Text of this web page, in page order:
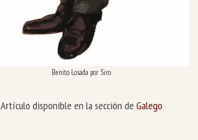
Benito Losada por Siro
Artículo disponible en la sección de Galego